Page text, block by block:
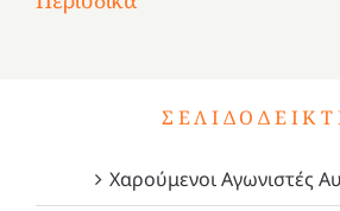
1821
2023!
2023!
2023!
Χαρούμενοι Αγωνιστές